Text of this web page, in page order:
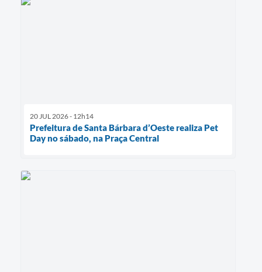
20 JUL 2026 - 12h14
Prefeitura de Santa Bárbara d’Oeste realiza Pet
Day no sábado, na Praça Central